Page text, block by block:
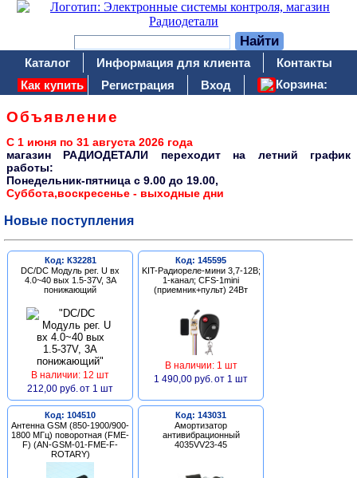
Каталог Информация для клиента
Контакты
Как купить
Регистрация Вход Корзина:
Объявление
С 1 июня по 31 августа 2026 года
магазин РАДИОДЕТАЛИ переходит на летний график
работы:
Понедельник-пятница c 9.00 до 19.00,
Суббота,воскресенье - выходные дни
Новые поступления
Код: К32281
DC/DC Модуль рег. U вх
4.0~40 вых 1.5-37V, 3A
понижающий
В наличии: 12 шт
212,00 руб. от 1 шт
Код: 145595
KIT-Радиореле-мини 3,7-12В;
1-канал; CFS-1mini
(приемник+пульт) 24Вт
В наличии: 1 шт
1 490,00 руб. от 1 шт
Код: 104510
Антенна GSM (850-1900/900-
1800 МГц) поворотная (FME-
F) (AN-GSM-01-FME-F-
ROTARY)
Код: 143031
Амортизатор
антивибрационный
4035VV23-45